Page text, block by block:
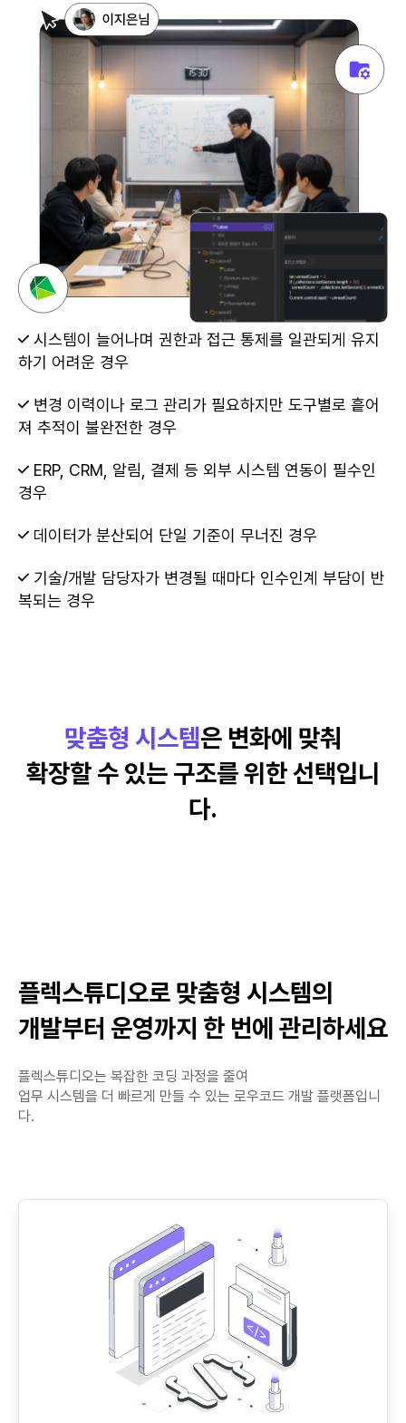
시스템이 늘어나며 권한과 접근 통제를 일관되게 유지
하기 어려운 경우
변경 이력이나 로그 관리가 필요하지만 도구별로 흩어
져 추적이 불완전한 경우
ERP, CRM, 알림, 결제 등 외부 시스템 연동이 필수인
경우
데이터가 분산되어 단일 기준이 무너진 경우
기술/개발 담당자가 변경될 때마다 인수인계 부담이 반
복되는 경우
맞춤형 시스템은 변화에 맞춰
확장할 수 있는 구조를 위한 선택입니
다.
플렉스튜디오로 맞춤형 시스템의
개발부터 운영까지 한 번에 관리하세요
플렉스튜디오는 복잡한 코딩 과정을 줄여
업무 시스템을 더 빠르게 만들 수 있는 로우코드 개발 플랫폼입니
다.